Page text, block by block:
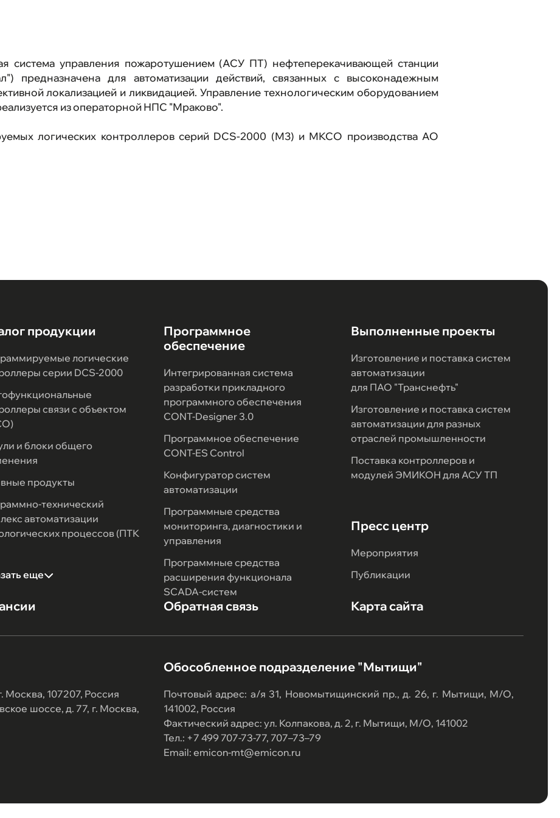
Обратная связь
Карта сайта
система управления пожаротушением (АСУ ПТ) нефтеперекачивающей станции
предназначена для автоматизации действий, связанных с высоконадежным
локализацией и ликвидацией. Управление технологическим оборудованием
из операторной НПС "Мраково".
логических контроллеров серий DCS-2000 (М3) и МКСО производства АО
продукции
логические
серии DCS-2000
связи с объектом
и блоки общего
продукты
технический
автоматизации
процессов (ПТК
еще
Программное
обеспечение
Интегрированная система
разработки прикладного
программного обеспечения
CONT-Designer 3.0
Программное обеспечение
CONT-ES Control
Конфигуратор систем
автоматизации
Программные средства
мониторинга, диагностики и
управления
Программные средства
расширения функционала
SCADA-систем
Выполненные проекты
Изготовление и поставка систем
автоматизации
для ПАО "Транснефть"
Изготовление и поставка систем
автоматизации для разных
отраслей промышленности
Поставка контроллеров и
модулей ЭМИКОН для АСУ ТП
Пресс центр
Мероприятия
Публикации
Обратная связь Карта сайта
Москва, 107207, Россия
шоссе, д. 77, г. Москва,
Обособленное подразделение "Мытищи"
Почтовый адрес: а/я 31, Новомытищинский пр., д. 26, г. Мытищи, М/О,
141002, Россия
Фактический адрес: ул. Колпакова, д. 2, г. Мытищи, М/О, 141002
Тел.: +7 499 707-73-77, 707–73–79
Email: emicon-mt@emicon.ru